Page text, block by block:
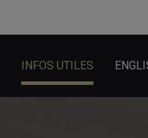
INFOS UTILES